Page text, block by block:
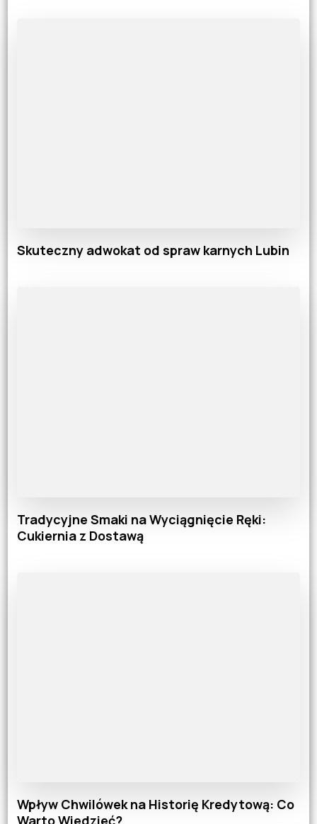
Skuteczny adwokat od spraw karnych Lubin
Tradycyjne Smaki na Wyciągnięcie Ręki:
Cukiernia z Dostawą
Wpływ Chwilówek na Historię Kredytową: Co
Warto Wiedzieć?